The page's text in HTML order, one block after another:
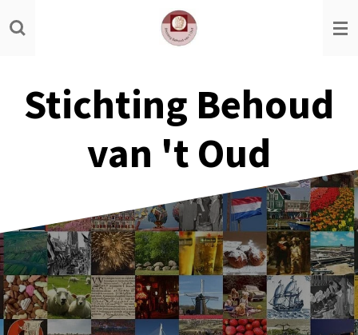
Ga
direct
hoofdinhoud
Stichting Behoud
van 't Oud